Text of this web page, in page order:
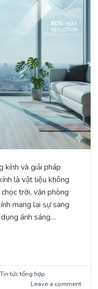
kính và giải pháp
là vật liệu không
trời, văn phòng
mang lại sự sang
ánh sáng…
Tin tức tổng hợp
Leave a comment